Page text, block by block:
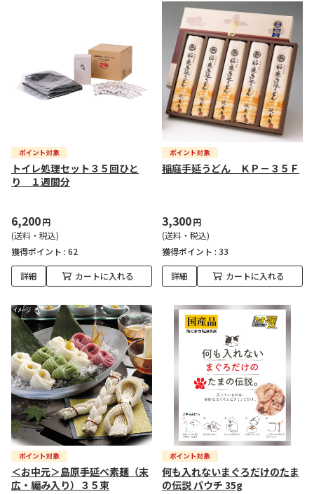
トイレ処理セット３５回ひと
り １週間分
6,200円
(送料・税込)
獲得ポイント : 62
詳細 カートに入れる
稲庭手延うどん ＫＰ－３５Ｆ
3,300円
(送料・税込)
獲得ポイント : 33
詳細 カートに入れる
＜お中元＞島原手延べ素麺（末
広・編み入り）３５束
何も入れないまぐろだけのたま
の伝説 パウチ 35g